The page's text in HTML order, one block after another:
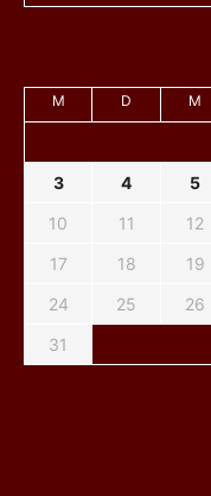
M D M
3
4 5
10
11 12
17
18 19
24
25 26
31